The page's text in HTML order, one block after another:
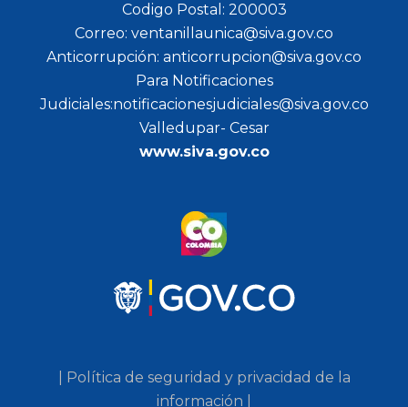
Codigo Postal: 200003
Correo: ventanillaunica@siva.gov.co
Anticorrupción: anticorrupcion@siva.gov.co
Para Notificaciones
Judiciales:notificacionesjudiciales@siva.gov.co
Valledupar- Cesar
www.siva.gov.co
| Política de seguridad y privacidad de la
información |